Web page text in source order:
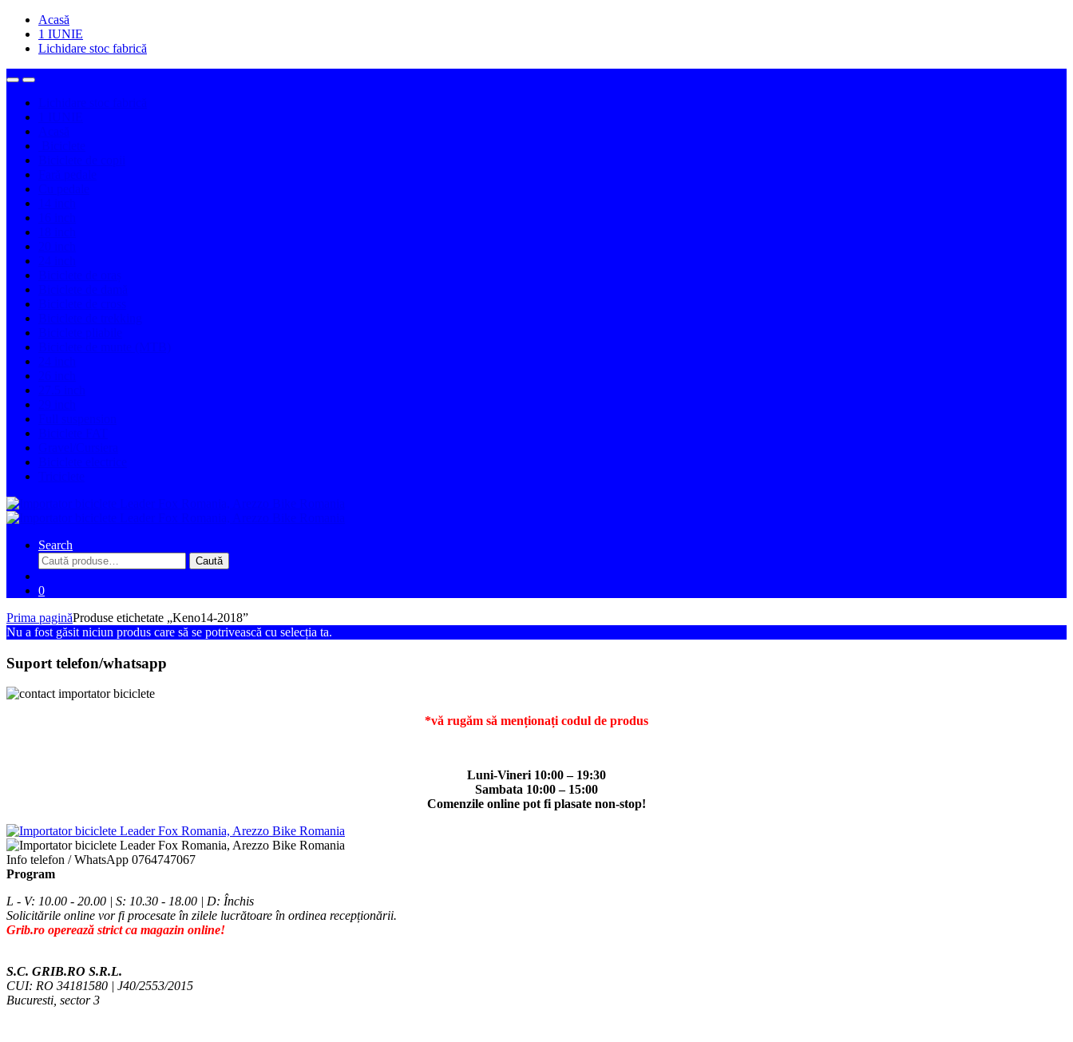
Acasă
1 IUNIE
Lichidare stoc fabrică
Search
Caută
după:
Caută
0
Prima paginăProduse etichetate „Keno14-2018”
Nu a fost găsit niciun produs care să se potrivească cu selecția ta.
Suport telefon/whatsapp
*vă rugăm să menționați codul de produs
Luni-Vineri 10:00 – 19:30
Sambata 10:00 – 15:00
Comenzile online pot fi plasate non-stop!
Info telefon / WhatsApp 0764747067
Program
L - V: 10.00 - 20.00 | S: 10.30 - 18.00 | D: Închis
Solicitările online vor fi procesate în zilele lucrătoare în ordinea recepționării.
Grib.ro operează strict ca magazin online!
S.C. GRIB.RO S.R.L.
CUI: RO 34181580 | J40/2553/2015
Bucuresti, sector 3